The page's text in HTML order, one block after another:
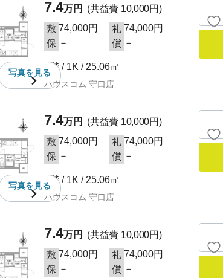
写真を見る
7.4万円
(共益費 10,000円)
敷 74,000円 礼 74,000円
保 － 償 －
4階 / 1K / 25.06㎡
ハウスコム 守口店
写真を見る
7.4万円
(共益費 10,000円)
敷 74,000円 礼 74,000円
保 － 償 －
4階 / 1K / 25.06㎡
ハウスコム 守口店
7.4万円
(共益費 10,000円)
敷 74,000円 礼 74,000円
保 － 償 －